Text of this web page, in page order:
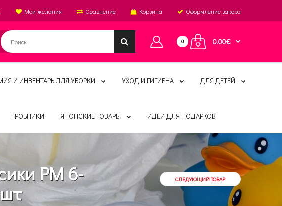
Мои желания Сравнение Корзина Оформление заказа
0 0.00€
И ИНВЕНТАРЬ ДЛЯ УБОРКИ УХОД И ГИГИЕНА ДЛЯ ДЕТЕЙ
ПРОБНИКИ ЯПОНСКИЕ ТОВАРЫ ИДЕИ ДЛЯ ПОДАРКОВ
PM 6-
СЛЕДУЮЩИЙ ТОВАР